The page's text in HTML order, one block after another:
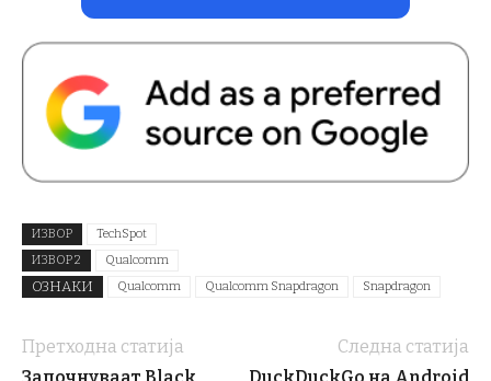
ИЗВОР
TechSpot
ИЗВОР 2
Qualcomm
ОЗНАКИ Qualcomm Qualcomm Snapdragon Snapdragon
Претходна статија
Започнуваат Black
Следна статија
DuckDuckGo на Android